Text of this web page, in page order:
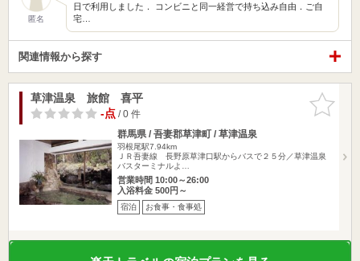
匿名
日で利用しました． コンビニと同一経営で持ち込み自由．ご自
宅…
関連情報から探す
お気に入
りに追加
草津温泉 旅館 喜平
-点/ 0 件
群馬県 / 吾妻郡草津町 / 草津温泉
羽根尾駅7.94km
ＪＲ吾妻線 長野原草津口駅からバスで２５分／草津温泉
バスターミナルよ…
営業時間 10:00～26:00
入浴料金 500円～
宿泊 お食事・食事処